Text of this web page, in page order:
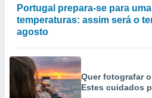
Portugal prepara-se para
temperaturas: assim será o
agosto
Quer fotografar
Estes cuidados